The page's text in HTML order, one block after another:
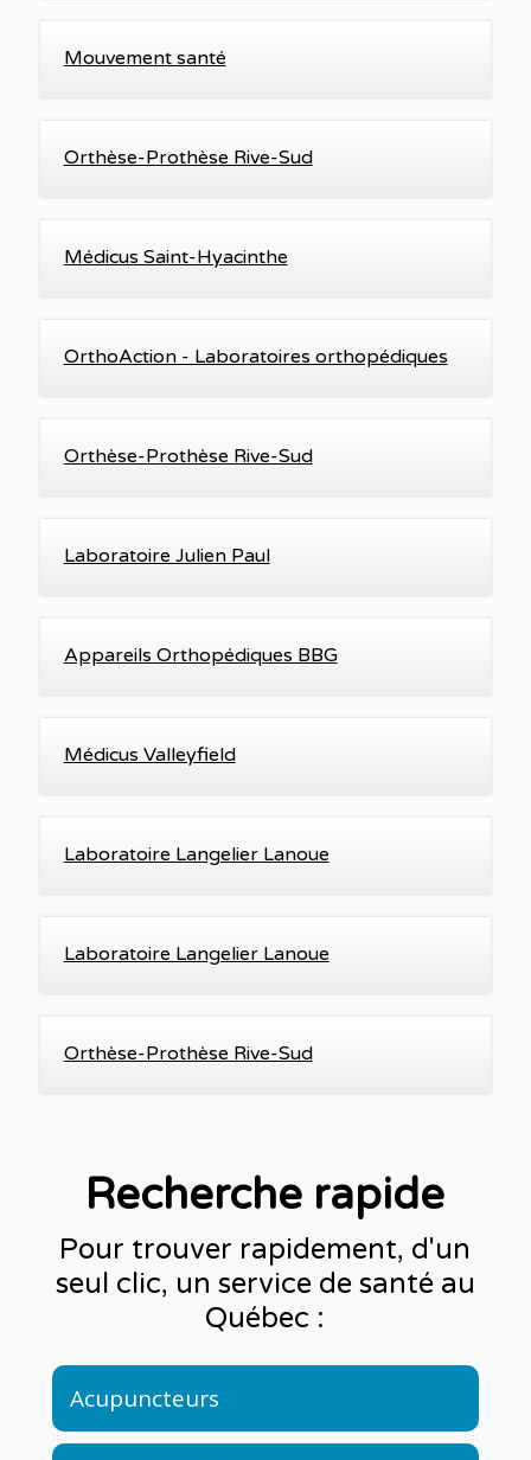
Mouvement santé
Orthèse-Prothèse Rive-Sud
Médicus Saint-Hyacinthe
OrthoAction - Laboratoires orthopédiques
Orthèse-Prothèse Rive-Sud
Laboratoire Julien Paul
Appareils Orthopédiques BBG
Médicus Valleyfield
Laboratoire Langelier Lanoue
Laboratoire Langelier Lanoue
Orthèse-Prothèse Rive-Sud
Recherche rapide
Pour trouver rapidement, d'un
seul clic, un service de santé au
Québec :
Acupuncteurs